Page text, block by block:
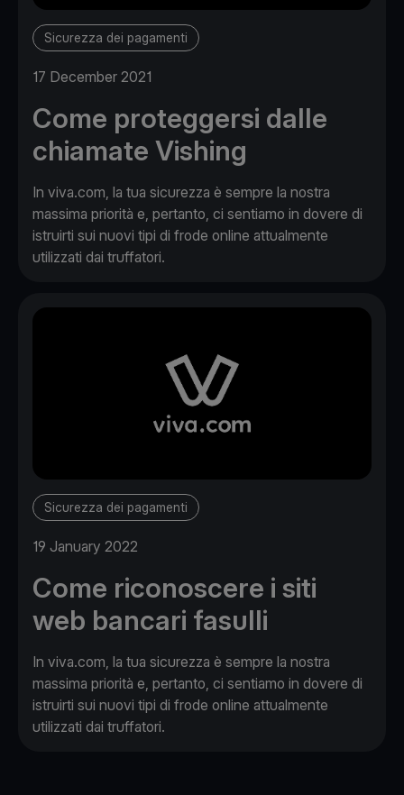
Sicurezza dei pagamenti
17 December 2021
Come proteggersi dalle
chiamate Vishing
In viva.com, la tua sicurezza è sempre la nostra
massima priorità e, pertanto, ci sentiamo in dovere di
istruirti sui nuovi tipi di frode online attualmente
utilizzati dai truffatori.
Sicurezza dei pagamenti
19 January 2022
Come riconoscere i siti
web bancari fasulli
In viva.com, la tua sicurezza è sempre la nostra
massima priorità e, pertanto, ci sentiamo in dovere di
istruirti sui nuovi tipi di frode online attualmente
utilizzati dai truffatori.